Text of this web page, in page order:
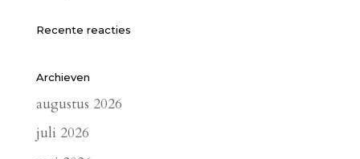
Recente reacties
Archieven
augustus 2026
juli 2026